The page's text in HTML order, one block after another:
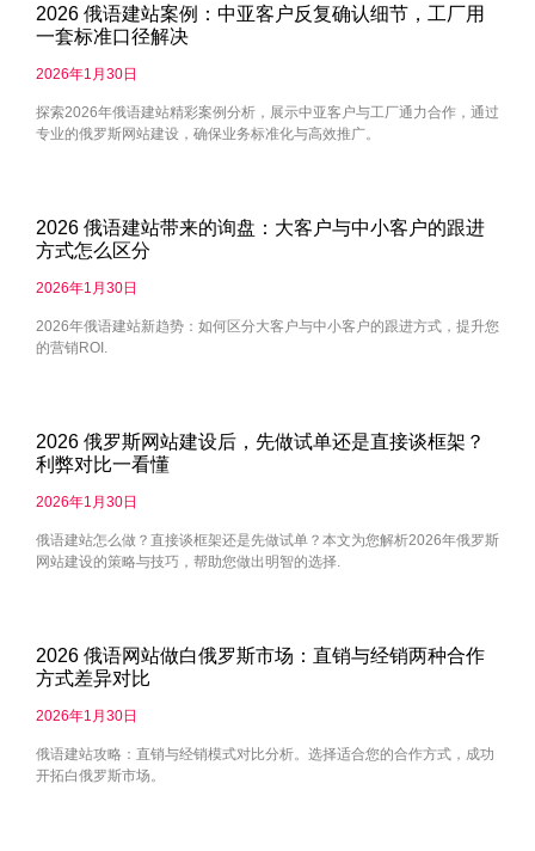
2026 俄语建站案例：中亚客户反复确认细节，工厂用
一套标准口径解决
2026年1月30日
探索2026年俄语建站精彩案例分析，展示中亚客户与工厂通力合作，通过
专业的俄罗斯网站建设，确保业务标准化与高效推广。
2026 俄语建站带来的询盘：大客户与中小客户的跟进
方式怎么区分
2026年1月30日
2026年俄语建站新趋势：如何区分大客户与中小客户的跟进方式，提升您
的营销ROI.
2026 俄罗斯网站建设后，先做试单还是直接谈框架？
利弊对比一看懂
2026年1月30日
俄语建站怎么做？直接谈框架还是先做试单？本文为您解析2026年俄罗斯
网站建设的策略与技巧，帮助您做出明智的选择.
2026 俄语网站做白俄罗斯市场：直销与经销两种合作
方式差异对比
2026年1月30日
俄语建站攻略：直销与经销模式对比分析。选择适合您的合作方式，成功
开拓白俄罗斯市场。